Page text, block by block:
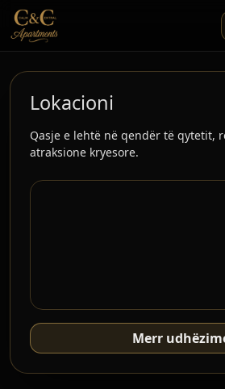
Lokacioni
Qasje e lehtë në qendër të qytetit,
atraksione kryesore.
Merr